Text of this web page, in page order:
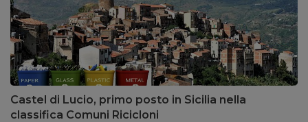
Castel di Lucio, primo posto in Sicilia nella
classifica Comuni Ricicloni